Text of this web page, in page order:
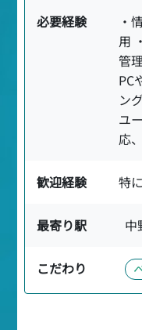
必要経験
・
用
管
PC
ン
ユ
応
歓迎経験 特
最寄り駅 中
こだわり